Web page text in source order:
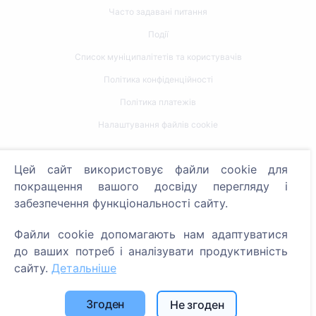
Часто задавані питання
Події
Список муніципалітетів та користувачів
Політика конфіденційності
Політика платежів
Налаштування файлів cookie
Пошук померлих
Пошук кладовищ
Послуги
SIA "CEMETY", LV40103618951
Цей сайт використовує файли cookie для
покращення вашого досвіду перегляду і
забезпечення функціональності сайту.
Файли cookie допомагають нам адаптуватися
до ваших потреб і аналізувати продуктивність
сайту. Детальніше
Згоден Не згоден